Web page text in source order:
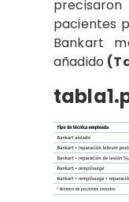
pacientes
Bankart
añadido